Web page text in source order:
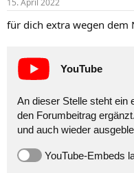
15. April 2022
für dich extra wegen dem
YouTube
An dieser Stelle steht ein
den Forumbeitrag
und auch wieder
YouTube-Embeds